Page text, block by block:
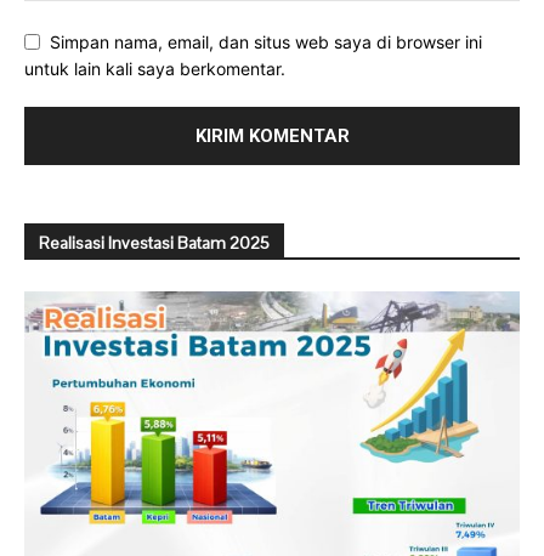
Simpan nama, email, dan situs web saya di browser ini
untuk lain kali saya berkomentar.
Realisasi Investasi Batam 2025